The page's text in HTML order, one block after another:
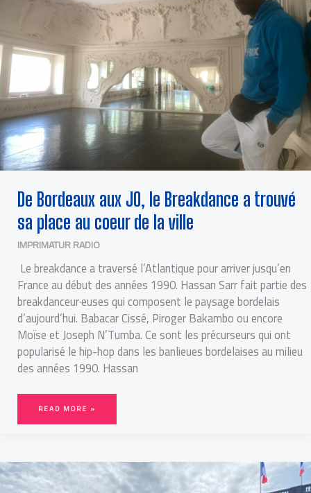
De Bordeaux aux JO, le Breakdance a trouvé
sa place au coeur de la ville
IMPRIMATUR RADIO
Le breakdance a traversé l’Atlantique pour arriver jusqu’en
France au début des années 1990. Hassan Sarr fait partie des
breakdanceur·euses qui composent le paysage bordelais
d’aujourd’hui. Babacar Cissé, Piroger Bakambo ou encore
Moïse et Joseph N’Tumba. Ce sont les précurseurs qui ont
popularisé le hip-hop dans les banlieues bordelaises au milieu
des années 1990. Hassan
PLACE
AU
READ MORE »
DES
MILITANTS
MOBILISÉS
CONTRE